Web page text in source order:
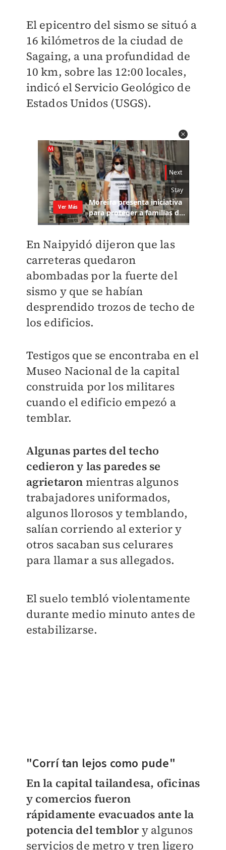
El epicentro del sismo se situó a
16 kilómetros de la ciudad de
Sagaing, a una profundidad de
10 km, sobre las 12:00 locales,
indicó el Servicio Geológico de
Estados Unidos (USGS).
En Naipyidó dijeron que las
carreteras quedaron
abombadas por la fuerte del
sismo y que se habían
desprendido trozos de techo de
los edificios.
Testigos que se encontraba en el
Museo Nacional de la capital
construida por los militares
cuando el edificio empezó a
temblar.
Algunas partes del techo
cedieron y las paredes se
agrietaron mientras algunos
trabajadores uniformados,
algunos llorosos y temblando,
salían corriendo al exterior y
otros sacaban sus celurares
para llamar a sus allegados.
El suelo tembló violentamente
durante medio minuto antes de
estabilizarse.
"Corrí tan lejos como pude"
En la capital tailandesa, oficinas
y comercios fueron
rápidamente evacuados ante la
potencia del temblory algunos
servicios de metro y tren ligero